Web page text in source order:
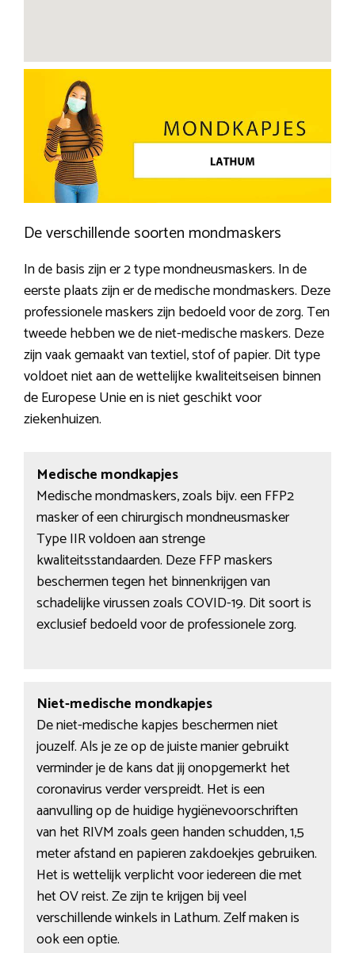
De verschillende soorten mondmaskers
In de basis zijn er 2 type mondneusmaskers. In de
eerste plaats zijn er de medische mondmaskers. Deze
professionele maskers zijn bedoeld voor de zorg. Ten
tweede hebben we de niet-medische maskers. Deze
zijn vaak gemaakt van textiel, stof of papier. Dit type
voldoet niet aan de wettelijke kwaliteitseisen binnen
de Europese Unie en is niet geschikt voor
ziekenhuizen.
Medische mondkapjes
Medische mondmaskers, zoals bijv. een FFP2
masker of een chirurgisch mondneusmasker
Type IIR voldoen aan strenge
kwaliteitsstandaarden. Deze FFP maskers
beschermen tegen het binnenkrijgen van
schadelijke virussen zoals COVID-19. Dit soort is
exclusief bedoeld voor de professionele zorg.
Niet-medische mondkapjes
De niet-medische kapjes beschermen niet
jouzelf. Als je ze op de juiste manier gebruikt
verminder je de kans dat jij onopgemerkt het
coronavirus verder verspreidt. Het is een
aanvulling op de huidige hygiënevoorschriften
van het RIVM zoals geen handen schudden, 1,5
meter afstand en papieren zakdoekjes gebruiken.
Het is wettelijk verplicht voor iedereen die met
het OV reist. Ze zijn te krijgen bij veel
verschillende winkels in Lathum. Zelf maken is
ook een optie.